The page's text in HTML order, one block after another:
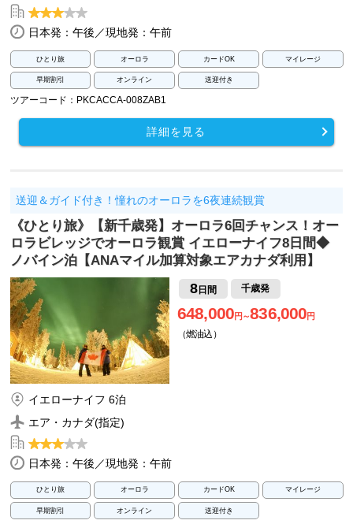
日本発：午後／現地発：午前
ひとり旅 オーロラ カードOK マイレージ
早期割引 オンライン 送迎付き
ツアーコード：PKCACCA-008ZAB1
詳細を見る
送迎＆ガイド付き！憧れのオーロラを6夜連続観賞
《ひとり旅》【新千歳発】オーロラ6回チャンス！オー
ロラビレッジでオーロラ観賞 イエローナイフ8日間◆
ノバイン泊【ANAマイル加算対象エアカナダ利用】
8日間 千歳発
648,000円～836,000円
（燃油込）
イエローナイフ 6泊
エア・カナダ(指定)
日本発：午後／現地発：午前
ひとり旅 オーロラ カードOK マイレージ
早期割引 オンライン 送迎付き